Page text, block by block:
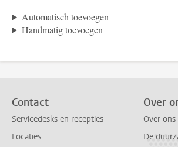
Automatisch toevoegen
Handmatig toevoegen
Contact
Servicedesks en recepties
Locaties
Over
Over ons
De